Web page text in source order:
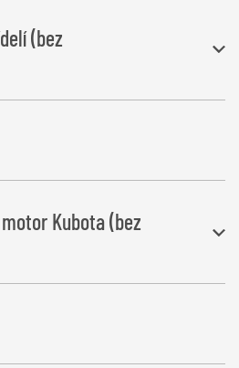
s hydraulickou podpěrou pro
hřídelí není možný
vznětovým motorem Kubota
(bez
zpětného filtru a nádrže
vznětovým motorem Kubota
Kubota (bez
chlazený, baterie, elektrický startér,
nádrž na hydraulický olej a
traktoru je i nadále možný